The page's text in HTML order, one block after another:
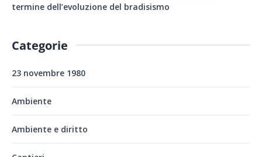
termine dell’evoluzione del bradisismo
Categorie
23 novembre 1980
Ambiente
Ambiente e diritto